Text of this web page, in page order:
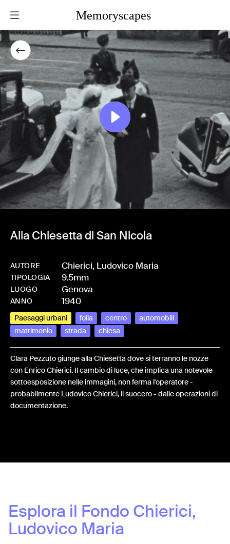
Memoryscapes
Alla Chiesetta di San Nicola
AUTORE Chierici, Ludovico Maria
TIPOLOGIA 9.5mm
LUOGO Genova
ANNO 1940
Paesaggi urbani folla centro
automobili
matrimonio
strada chiesa
Clara Pezzuto giunge alla Chiesetta dove si terranno le nozze
con Enrico Chierici. Il cambio di luce, che implica una notevole
sottoesposizione nelle immagini, non ferma l'operatore -
probabilmente Ludovico Chierici, il suocero - dalle operazioni di
documentazione.
Esplora il Fondo Chierici,
Ludovico Maria